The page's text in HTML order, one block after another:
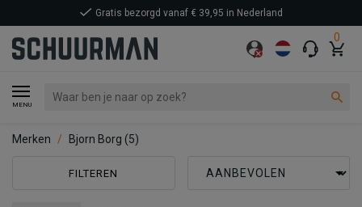
0
MENU
Gratis bezorgd vanaf € 39,95 in Nederland
Merken Bjorn Borg (5)
FILTEREN